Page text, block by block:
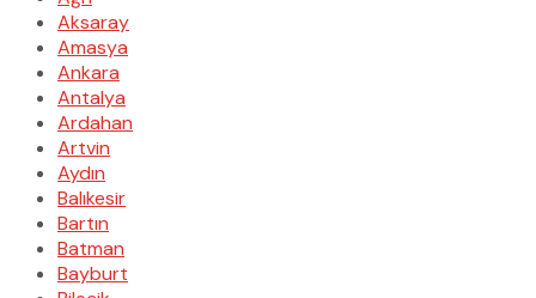
Aksaray
Amasya
Ankara
Antalya
Ardahan
Artvin
Aydın
Balıkesir
Bartın
Batman
Bayburt